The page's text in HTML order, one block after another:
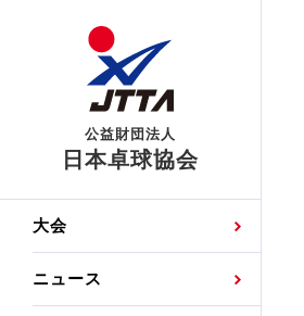
公益財団法人
日本卓球協会
大会
ニュース